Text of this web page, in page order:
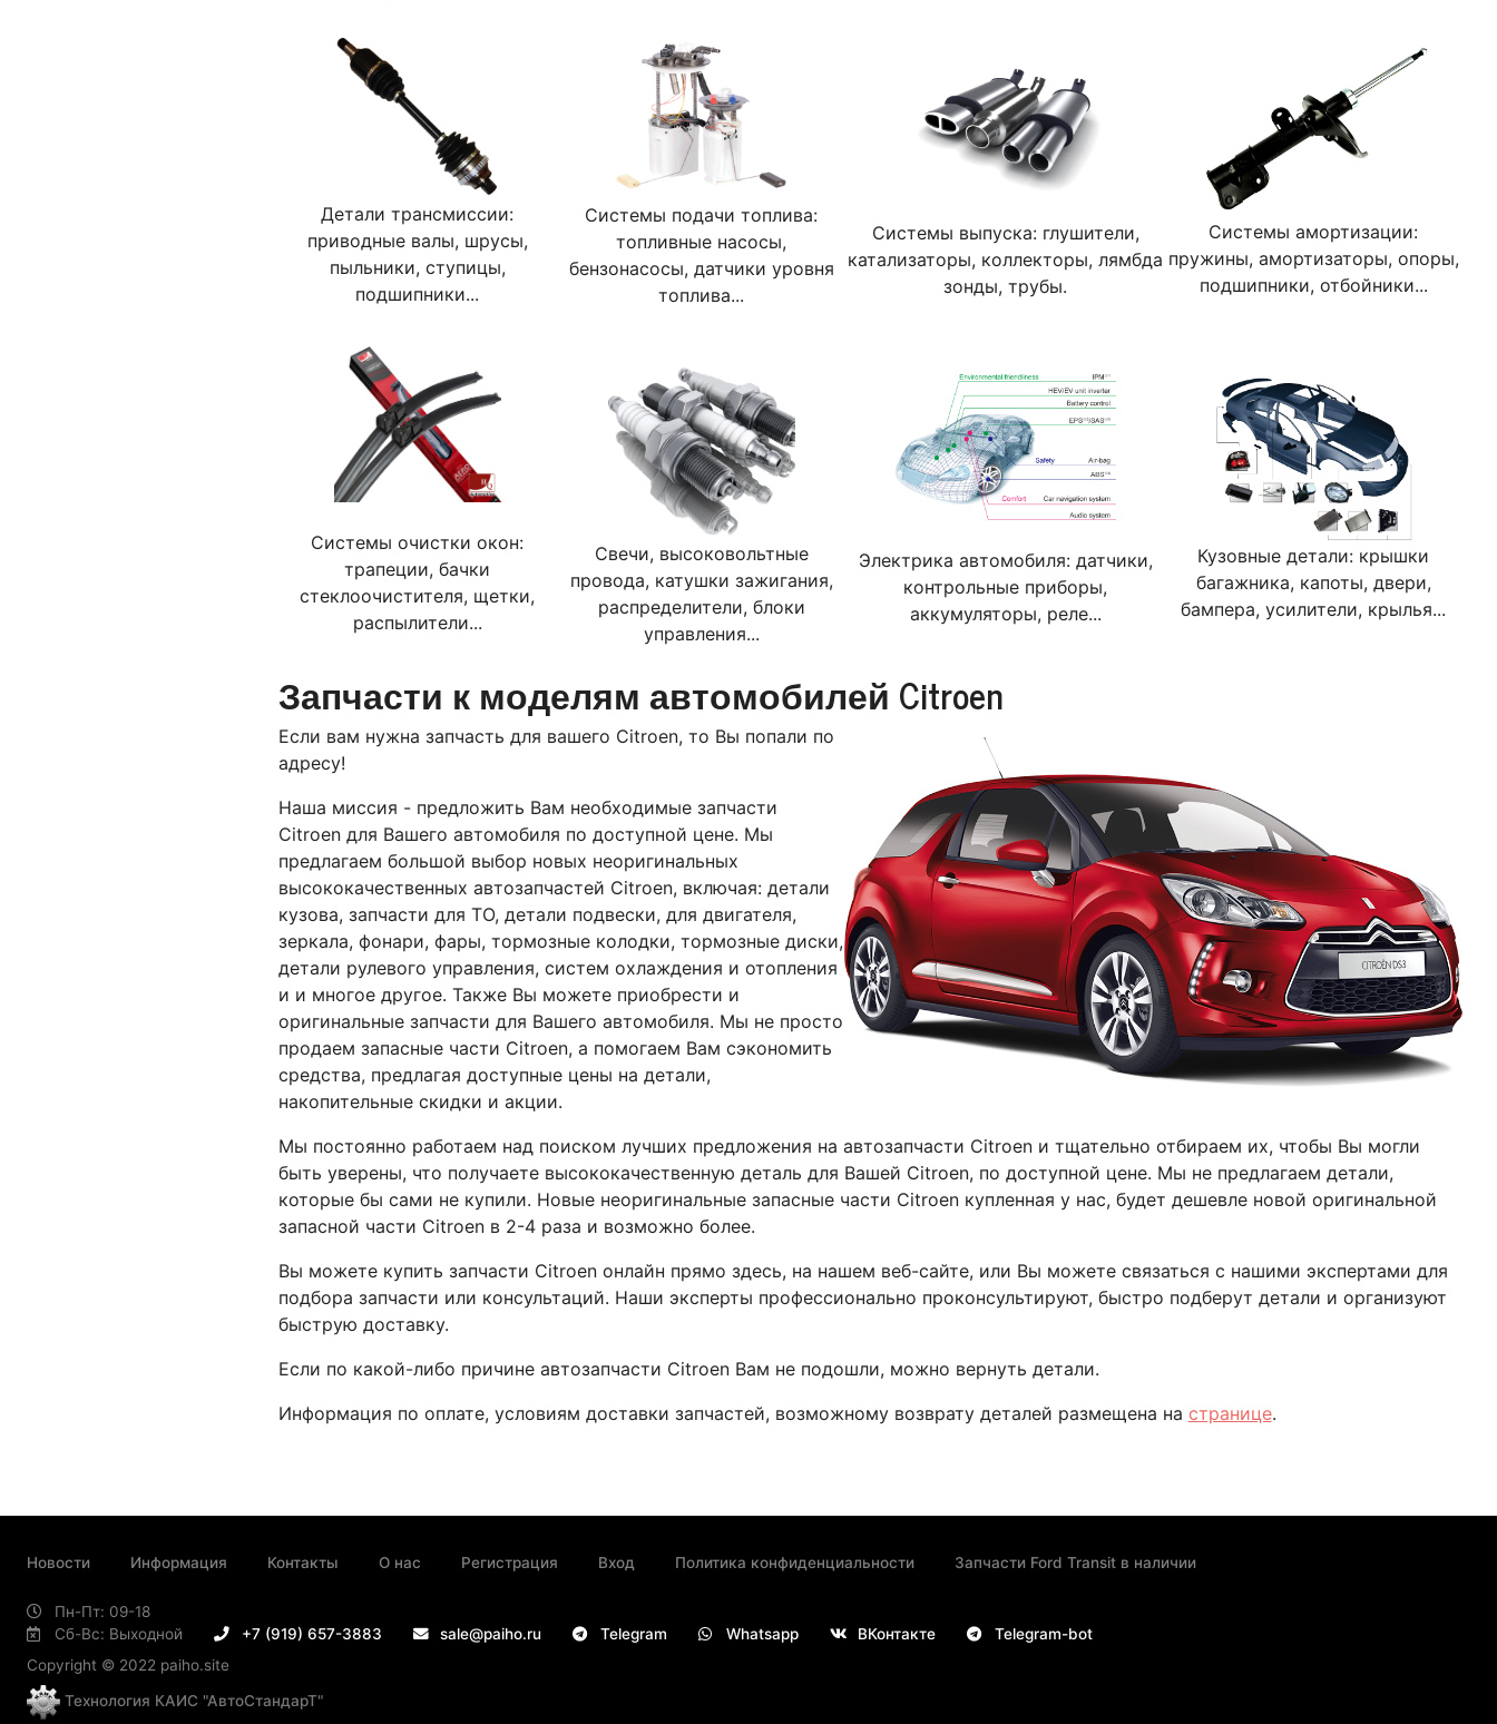
Детали трансмиссии:
приводные валы, шрусы,
пыльники, ступицы,
подшипники...
Системы подачи топлива:
топливные насосы,
бензонасосы, датчики уровня
топлива...
Системы выпуска: глушители,
катализаторы, коллекторы, лямбда
зонды, трубы.
Системы амортизации:
пружины, амортизаторы, опоры,
подшипники, отбойники...
Системы очистки окон:
трапеции, бачки
стеклоочистителя, щетки,
распылители...
Свечи, высоковольтные
провода, катушки зажигания,
распределители, блоки
управления...
Электрика автомобиля: датчики,
контрольные приборы,
аккумуляторы, реле...
Кузовные детали: крышки
багажника, капоты, двери,
бампера, усилители, крылья...
Запчасти к моделям автомобилей Citroen
Если вам нужна запчасть для вашего Citroen, то Вы попали по
адресу!
Наша миссия - предложить Вам необходимые запчасти
Citroen для Вашего автомобиля по доступной цене. Мы
предлагаем большой выбор новых неоригинальных
высококачественных автозапчастей Citroen, включая: детали
кузова, запчасти для ТО, детали подвески, для двигателя,
зеркала, фонари, фары, тормозные колодки, тормозные диски,
детали рулевого управления, систем охлаждения и отопления
и и многое другое. Также Вы можете приобрести и
оригинальные запчасти для Вашего автомобиля. Мы не просто
продаем запасные части Citroen, а помогаем Вам сэкономить
средства, предлагая доступные цены на детали,
накопительные скидки и акции.
Мы постоянно работаем над поиском лучших предложения на автозапчасти Citroen и тщательно отбираем их, чтобы Вы могли
быть уверены, что получаете высококачественную деталь для Вашей Citroen, по доступной цене. Мы не предлагаем детали,
которые бы сами не купили. Новые неоригинальные запасные части Citroen купленная у нас, будет дешевле новой оригинальной
запасной части Citroen в 2-4 раза и возможно более.
Вы можете купить запчасти Citroen онлайн прямо здесь, на нашем веб-сайте, или Вы можете связаться с нашими экспертами для
подбора запчасти или консультаций. Наши эксперты профессионально проконсультируют, быстро подберут детали и организуют
быструю доставку.
Если по какой-либо причине автозапчасти Citroen Вам не подошли, можно вернуть детали.
Информация по оплате, условиям доставки запчастей, возможному возврату деталей размещена на странице.
Новости Информация Контакты О нас Регистрация Вход Политика конфиденциальности Запчасти Ford Transit в наличии
Пн-Пт: 09-18
Сб-Вс: Выходной
+7 (919) 657-3883 sale@paiho.ru Telegram Whatsapp ВКонтакте
Telegram-bot
Copyright © 2022 paiho.site
Технология КАИС "АвтоСтандарТ"